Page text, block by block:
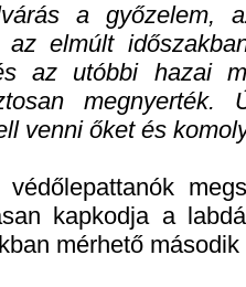
a győzelem,
elmúlt
az utóbbi hazai
venni őket és
kapkodja a
mérhető